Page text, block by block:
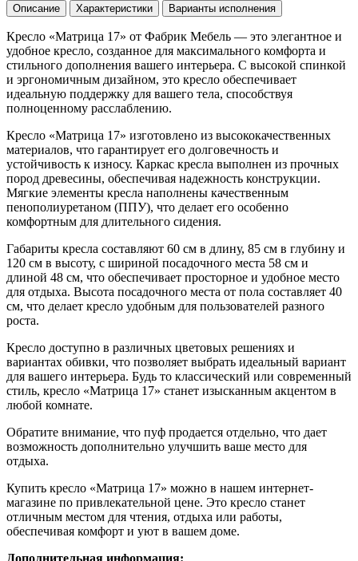
Описание Характеристики Варианты исполнения
Кресло «Матрица 17» от Фабрик Мебель — это элегантное и
удобное кресло, созданное для максимального комфорта и
стильного дополнения вашего интерьера. С высокой спинкой
и эргономичным дизайном, это кресло обеспечивает
идеальную поддержку для вашего тела, способствуя
полноценному расслаблению.
Кресло «Матрица 17» изготовлено из высококачественных
материалов, что гарантирует его долговечность и
устойчивость к износу. Каркас кресла выполнен из прочных
пород древесины, обеспечивая надежность конструкции.
Мягкие элементы кресла наполнены качественным
пенополиуретаном (ППУ), что делает его особенно
комфортным для длительного сидения.
Габариты кресла составляют 60 см в длину, 85 см в глубину и
120 см в высоту, с шириной посадочного места 58 см и
длиной 48 см, что обеспечивает просторное и удобное место
для отдыха. Высота посадочного места от пола составляет 40
см, что делает кресло удобным для пользователей разного
роста.
Кресло доступно в различных цветовых решениях и
вариантах обивки, что позволяет выбрать идеальный вариант
для вашего интерьера. Будь то классический или современный
стиль, кресло «Матрица 17» станет изысканным акцентом в
любой комнате.
Обратите внимание, что пуф продается отдельно, что дает
возможность дополнительно улучшить ваше место для
отдыха.
Купить кресло «Матрица 17» можно в нашем интернет-
магазине по привлекательной цене. Это кресло станет
отличным местом для чтения, отдыха или работы,
обеспечивая комфорт и уют в вашем доме.
Дополнительная информация: